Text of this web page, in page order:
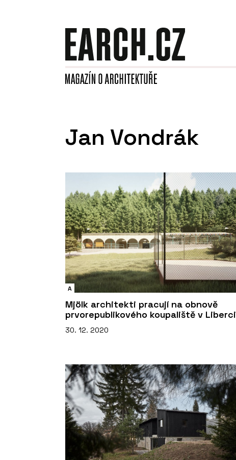
Jan Vondrák
A
Mjölk architekti pracují na obnově
prvorepublikového koupaliště v Liberci
30. 12. 2020